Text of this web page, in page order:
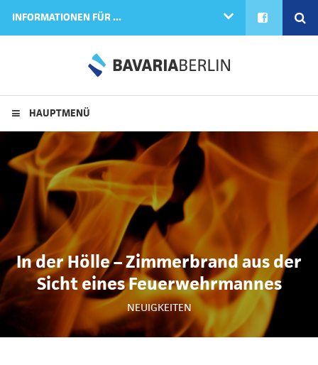
INFORMATIONEN FÜR ... FACEBOOK
HAUPTMENÜ
In der Hölle – Zimmerbrand aus der
Sicht eines Feuerwehrmannes
NEUIGKEITEN